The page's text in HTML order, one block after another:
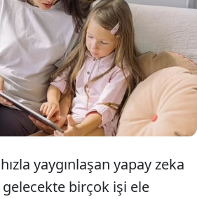
zekanın geleceğini konuşurken
çocukların gelecekte işsiz
için erken yaşta yapay zekayla
çeşitli yetenekleri öğrenmesi
vurguluyor.
yaygınlaşan yapay zeka
birçok işi ele